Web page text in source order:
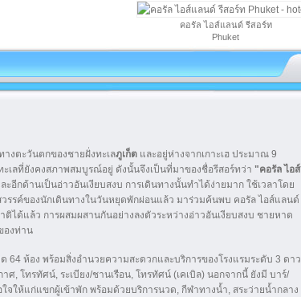
คอรัล ไอส์แลนด์ รีสอร์ท
Phuket
างตะวันตกของชายฝั่งทะเลภูเก็ต และอยู่ห่างจากเกาะเฮ ประมาณ 9
ะเลที่ยังคงสภาพสมบูรณ์อยู่ ดังนั้นจึงเป็นที่มาของชื่อรีสอร์ทว่า "คอรัล ไอส์
อีกด้านเป็นอ่าวอันเงียบสงบ การเดินทางนั้นทำได้ง่ายมาก ใช้เวลาโดย
วรรค์ของนักเดินทางในวันหยุดพักผ่อนแล้ว มาร่วมค้นพบ คอรัล ไอส์แลนด์
ได้แล้ว การผสมผสานกันอย่างลงตัวระหว่างอ่าวอันเงียบสงบ ชายหาด
องท่าน
64 ห้อง พร้อมสิ่งอำนวยความสะดวกและบริการของโรงแรมระดับ 3 ดาว
, โทรทัศน์, ระเบียง/ชานเรือน, โทรทัศน์ (เคเบิล) นอกจากนี้ ยังมี บาร์/
จให้แก่แขกผู้เข้าพัก พร้อมด้วยบริการนวด, กีฬาทางน้ำ, สระว่ายน้ำกลาง